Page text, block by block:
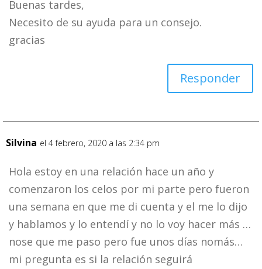
Buenas tardes,
Necesito de su ayuda para un consejo.
gracias
Responder
Silvina el 4 febrero, 2020 a las 2:34 pm
Hola estoy en una relación hace un año y
comenzaron los celos por mi parte pero fueron
una semana en que me di cuenta y el me lo dijo
y hablamos y lo entendí y no lo voy hacer más …
nose que me paso pero fue unos días nomás…
mi pregunta es si la relación seguirá